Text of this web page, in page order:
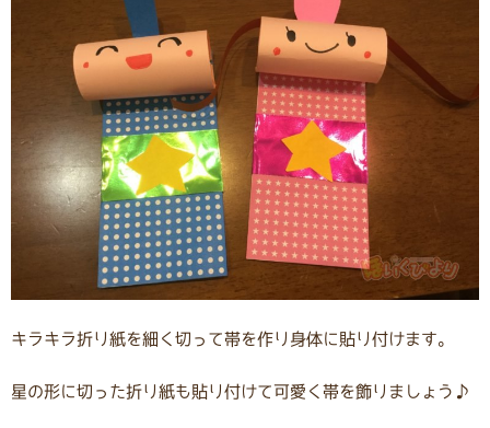
キラキラ折り紙を細く切って帯を作り身体に貼り付けます。
星の形に切った折り紙も貼り付けて可愛く帯を飾りましょう♪